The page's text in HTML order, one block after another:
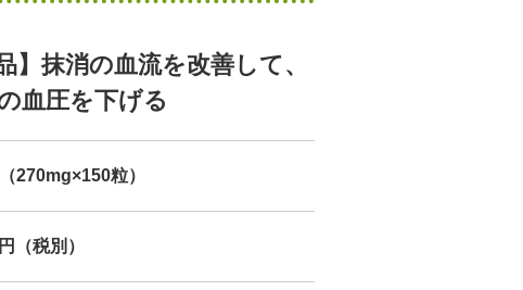
】抹消の血流を改善して、
血圧を下げる
270mg×150粒）
（税別）